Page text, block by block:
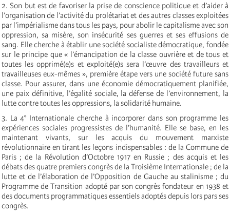
2. Son but est de favoriser la prise de conscience politique et d’aider à
l’organisation de l’activité du prolétariat et des autres classes exploitées
par l’impérialisme dans tous les pays, pour abolir le capitalisme avec son
oppression, sa misère, son insécurité ses guerres et ses effusions de
sang. Elle cherche à établir une société socialiste démocratique, fondée
sur le principe que « l’émancipation de la classe ouvrière et de tous et
toutes les opprimé(e)s et exploité(e)s sera l’œuvre des travailleurs et
travailleuses eux-mêmes », première étape vers une société future sans
classe. Pour assurer, dans une économie démocratiquement planifiée,
une paix définitive, l’égalité sociale, la défense de l’environnement, la
lutte contre toutes les oppressions, la solidarité humaine.
3. La 4° Internationale cherche à incorporer dans son programme les
expériences sociales progressistes de l’humanité. Elle se base, en les
maintenant vivants, sur les acquis du mouvement marxiste
révolutionnaire en tirant les leçons indispensables : de la Commune de
Paris ; de la Révolution d’Octobre 1917 en Russie ; des acquis et les
débats des quatre premiers congrès de la Troisième Internationale ; de la
lutte et de l’élaboration de l’Opposition de Gauche au stalinisme ; du
Programme de Transition adopté par son congrès fondateur en 1938 et
des documents programmatiques essentiels adoptés depuis lors pars ses
congrès.